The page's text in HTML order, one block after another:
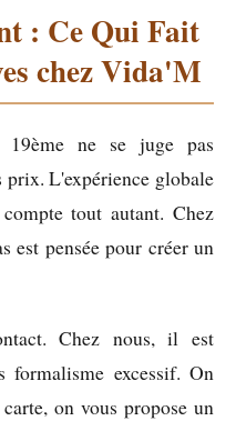
: Ce Qui Fait
chez Vida'M
ne se juge pas
prix. L'expérience globale
tout autant. Chez
est pensée pour créer un
Chez nous, il est
formalisme excessif. On
on vous propose un